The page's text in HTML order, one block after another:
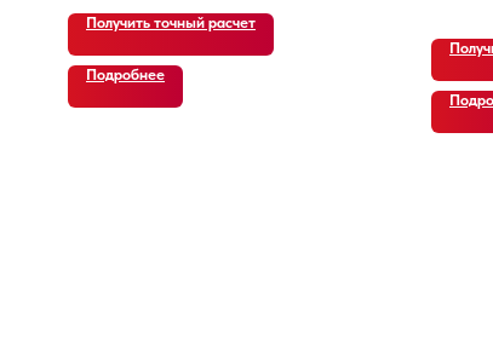
Получить точный расчет
Подробнее